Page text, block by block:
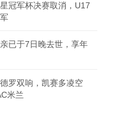
冠军杯决赛取消，U17
已于7日晚去世，享年
罗双响，凯赛多凌空
米兰